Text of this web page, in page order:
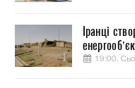
Іранці
19:00,